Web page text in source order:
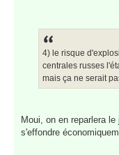
4) le risque
centrales russes
mais ça ne serait
Moui, on en reparlera
s'effondre